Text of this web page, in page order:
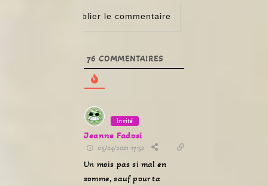
76 COMMENTAIRES
Invité
Jeanne Fadosi
05/04/2021 17:52
Un mois pas si mal en
somme, sauf pour ta